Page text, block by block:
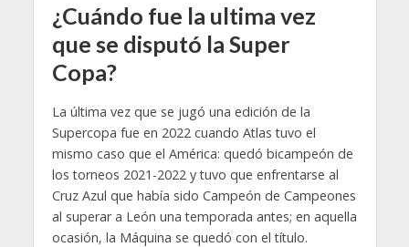
¿Cuándo fue la ultima vez
que se disputó la Super
Copa?
La última vez que se jugó una edición de la
Supercopa fue en 2022 cuando Atlas tuvo el
mismo caso que el América: quedó bicampeón de
los torneos 2021-2022 y tuvo que enfrentarse al
Cruz Azul que había sido Campeón de Campeones
al superar a León una temporada antes; en aquella
ocasión, la Máquina se quedó con el título.